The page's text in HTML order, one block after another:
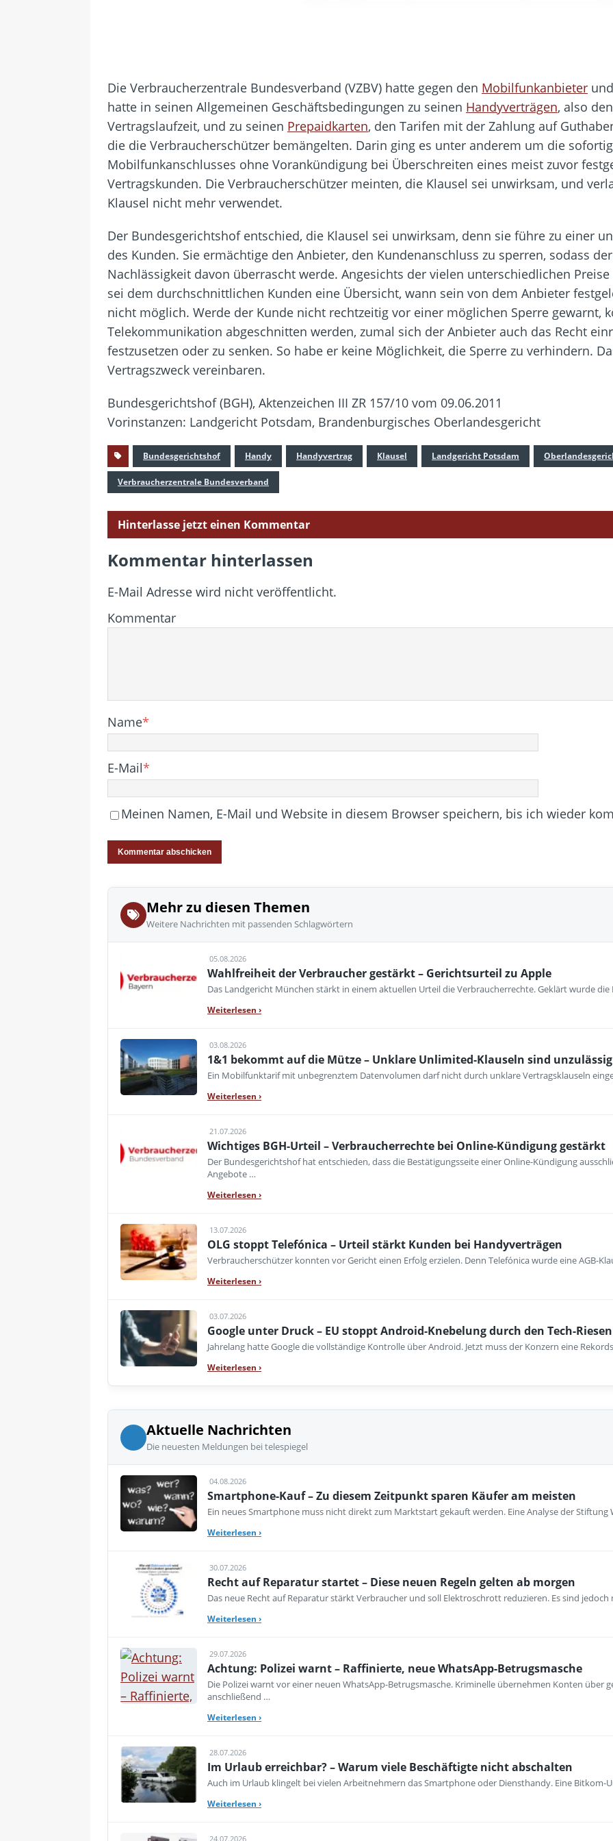
Die Verbraucherzentrale Bundesverband (VZBV) hatte gegen den Mobilfunkanbieter
hatte in seinen Allgemeinen Geschäftsbedingungen zu seinen Handyverträgen, also
Vertragslaufzeit, und zu seinen Prepaidkarten, den Tarifen mit der Zahlung auf
die die Verbraucherschützer bemängelten. Darin ging es unter anderem um die
Mobilfunkanschlusses ohne Vorankündigung bei Überschreiten eines meist zuvor
Vertragskunden. Die Verbraucherschützer meinten, die Klausel sei unwirksam, und
Klausel nicht mehr verwendet.
Der Bundesgerichtshof entschied, die Klausel sei unwirksam, denn sie führe zu einer
des Kunden. Sie ermächtige den Anbieter, den Kundenanschluss zu sperren, sodass
Nachlässigkeit davon überrascht werde. Angesichts der vielen unterschiedlichen
sei dem durchschnittlichen Kunden eine Übersicht, wann sein von dem Anbieter
nicht möglich. Werde der Kunde nicht rechtzeitig vor einer möglichen Sperre gewarnt,
Telekommunikation abgeschnitten werden, zumal sich der Anbieter auch das Recht
festzusetzen oder zu senken. So habe er keine Möglichkeit, die Sperre zu verhindern.
Vertragszweck vereinbaren.
Bundesgerichtshof (BGH), Aktenzeichen III ZR 157/10 vom 09.06.2011
Vorinstanzen: Landgericht Potsdam, Brandenburgisches Oberlandesgericht
Bundesgerichtshof Handy Handyvertrag Klausel Landgericht Potsdam
Verbraucherzentrale Bundesverband
Hinterlasse jetzt einen Kommentar
Kommentar hinterlassen
E-Mail Adresse wird nicht veröffentlicht.
Kommentar
Name*
E-Mail*
Meinen Namen, E-Mail und Website in diesem Browser speichern, bis ich wieder
Mehr zu diesen Themen
Weitere Nachrichten mit passenden Schlagwörtern
05.08.2026
Wahlfreiheit der Verbraucher gestärkt – Gerichtsurteil zu Apple
Das Landgericht München stärkt in einem aktuellen Urteil die Verbraucherrechte. Geklärt wurde die
Weiterlesen ›
03.08.2026
1&1 bekommt auf die Mütze – Unklare Unlimited-Klauseln sind unzulässig
Ein Mobilfunktarif mit unbegrenztem Datenvolumen darf nicht durch unklare Vertragsklauseln
Weiterlesen ›
21.07.2026
Wichtiges BGH-Urteil – Verbraucherrechte bei Online-Kündigung gestärkt
Der Bundesgerichtshof hat entschieden, dass die Bestätigungsseite einer Online-Kündigung
Angebote …
Weiterlesen ›
13.07.2026
OLG stoppt Telefónica – Urteil stärkt Kunden bei Handyverträgen
Verbraucherschützer konnten vor Gericht einen Erfolg erzielen. Denn Telefónica wurde eine AGB-
Weiterlesen ›
03.07.2026
Google unter Druck – EU stoppt Android-Knebelung durch den Tech-Riesen
Jahrelang hatte Google die vollständige Kontrolle über Android. Jetzt muss der Konzern eine
Weiterlesen ›
Aktuelle Nachrichten
Die neuesten Meldungen bei telespiegel
04.08.2026
Smartphone-Kauf – Zu diesem Zeitpunkt sparen Käufer am meisten
Ein neues Smartphone muss nicht direkt zum Marktstart gekauft werden. Eine Analyse der Stiftung
Weiterlesen ›
30.07.2026
Recht auf Reparatur startet – Diese neuen Regeln gelten ab morgen
Das neue Recht auf Reparatur stärkt Verbraucher und soll Elektroschrott reduzieren. Es sind jedoch
Weiterlesen ›
29.07.2026
Achtung: Polizei warnt – Raffinierte, neue WhatsApp-Betrugsmasche
Die Polizei warnt vor einer neuen WhatsApp-Betrugsmasche. Kriminelle übernehmen Konten über
anschließend …
Weiterlesen ›
28.07.2026
Im Urlaub erreichbar? – Warum viele Beschäftigte nicht abschalten
Auch im Urlaub klingelt bei vielen Arbeitnehmern das Smartphone oder Diensthandy. Eine Bitkom-
Weiterlesen ›
24.07.2026